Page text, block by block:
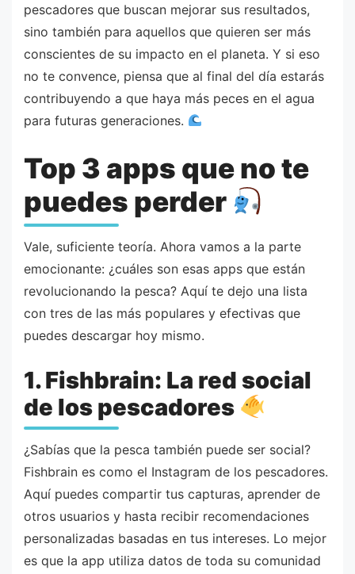
pescadores que buscan mejorar sus resultados,
sino también para aquellos que quieren ser más
conscientes de su impacto en el planeta. Y si eso
no te convence, piensa que al final del día estarás
contribuyendo a que haya más peces en el agua
para futuras generaciones.
Top 3 apps que no te
puedes perder
Vale, suficiente teoría. Ahora vamos a la parte
emocionante: ¿cuáles son esas apps que están
revolucionando la pesca? Aquí te dejo una lista
con tres de las más populares y efectivas que
puedes descargar hoy mismo.
1. Fishbrain: La red social
de los pescadores
¿Sabías que la pesca también puede ser social?
Fishbrain es como el Instagram de los pescadores.
Aquí puedes compartir tus capturas, aprender de
otros usuarios y hasta recibir recomendaciones
personalizadas basadas en tus intereses. Lo mejor
es que la app utiliza datos de toda su comunidad